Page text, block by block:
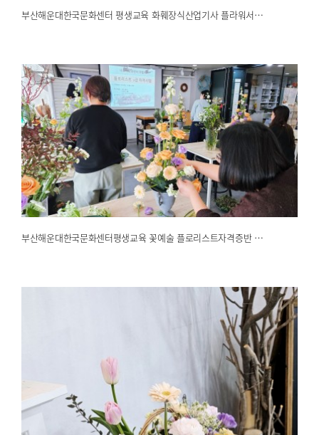
부산해운대한국문화센터 평생교육 화훼장식산업기사 플라워서…
부산해운대한국문화센터평생교육 꽃예술 플로리스트자격증반 …
2025.02.26 해운대한국문화센터
부산해운대한국문화센터평생교육 꽃예술 플로리스트자격증반 …